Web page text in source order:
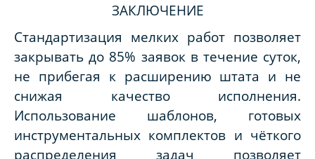
ЗАКЛЮЧЕНИЕ
Стандартизация мелких работ позволяет
закрывать до 85% заявок в течение суток,
не прибегая к расширению штата и не
снижая качество исполнения.
Использование шаблонов, готовых
инструментальных комплектов и чёткого
распределения задач позволяет